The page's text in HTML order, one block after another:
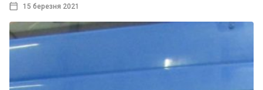
15 березня 2021